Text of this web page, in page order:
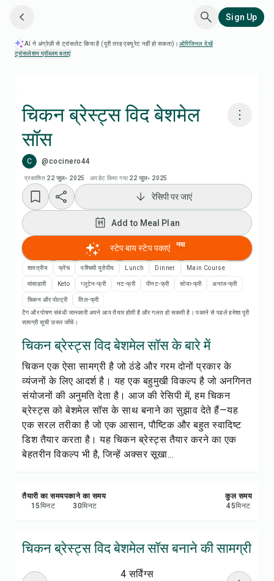
Sign Up
AI ने अंग्रेज़ी से ट्रांसलेट किया है (पूरी तरह एक्यूरेट नहीं हो सकता)। ओरिजिनल देखें·
ट्रांसलेशन प्रॉब्लम बताएं
चिकन ब्रेस्ट्स विद बेशमेल
सॉस
C @cocinero44
प्रकाशित 22 जुल॰ 2025 ·अपडेट किया गया 22 जुल॰ 2025
Add to Meal Plan
Add to Shopping List
रेसिपी नोट्स
सेव करें
शेयर करें
रेसिपी पर जाएं
Add to Meal Plan
स्टेप बाय स्टेप पकाएं नया
शास्त्रीय फ्रेंच पश्चिमी यूरोपीय Lunch Dinner Main Course
मांसाहारी Keto ग्लूटेन-फ्री नट-फ्री पीनट-फ्री सोया-फ्री अनाज-फ्री
चिकन और पोल्ट्री
तिल-फ्री
टैग और पोषण संबंधी जानकारी अपने आप तैयार होती है और गलत हो सकती है। पकाने से पहले हमेशा पूरी
सामग्री सूची ज़रूर जाँचें।
चिकन ब्रेस्ट्स विद बेशमेल सॉस के बारे में
चिकन एक ऐसा सामग्री है जो ठंडे और गरम दोनों प्रकार के
व्यंजनों के लिए आदर्श है। यह एक बहुमुखी विकल्प है जो अनगिनत
संयोजनों की अनुमति देता है। आज की रेसिपी में, हम चिकन
ब्रेस्ट्स को बेशमेल सॉस के साथ बनाने का सुझाव देते हैं—यह
एक सरल तरीका है जो एक आसान, पौष्टिक और बहुत स्वादिष्ट
डिश तैयार करता है। यह चिकन ब्रेस्ट्स तैयार करने का एक
बेहतरीन विकल्प भी है, जिन्हें अक्सर सूखा...
तैयारी का समय
15मिनट
पकाने का समय
30मिनट
कुल समय
45मिनट
चिकन ब्रेस्ट्स विद बेशमेल सॉस बनाने की सामग्री
4 सर्विंग्स